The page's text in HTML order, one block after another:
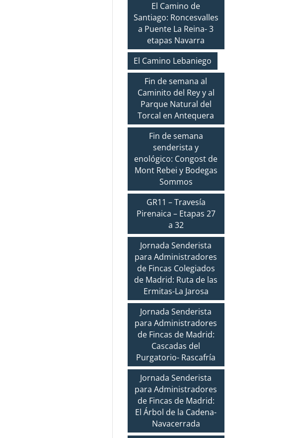
El Camino de
Santiago: Roncesvalles
a Puente La Reina- 3
etapas Navarra
El Camino Lebaniego
Fin de semana al
Caminito del Rey y al
Parque Natural del
Torcal en Antequera
Fin de semana
senderista y
enológico: Congost de
Mont Rebei y Bodegas
Sommos
GR11 – Travesía
Pirenaica – Etapas 27
a 32
Jornada Senderista
para Administradores
de Fincas Colegiados
de Madrid: Ruta de las
Ermitas-La Jarosa
Jornada Senderista
para Administradores
de Fincas de Madrid:
Cascadas del
Purgatorio- Rascafría
Jornada Senderista
para Administradores
de Fincas de Madrid:
El Árbol de la Cadena-
Navacerrada